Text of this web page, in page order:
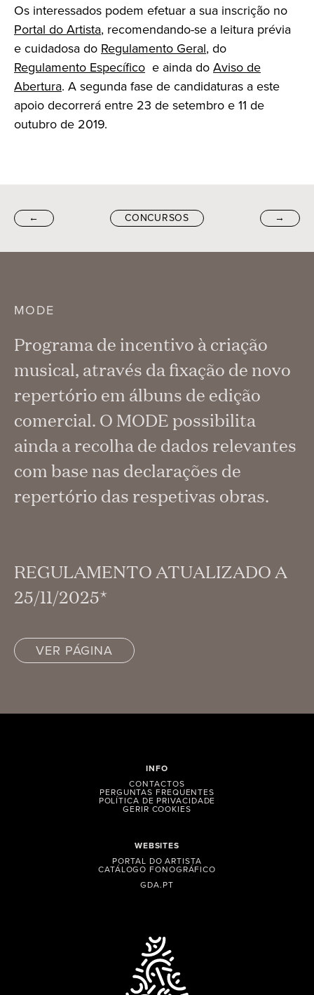
Os interessados podem efetuar a sua inscrição no
Portal do Artista, recomendando-se a leitura prévia
e cuidadosa do Regulamento Geral, do
Regulamento Específico e ainda doAviso de
Abertura. A segunda fase de candidaturas a este
apoio decorrerá entre 23 de setembro e 11 de
outubro de 2019.
← CONCURSOS →
MODE
Programa de incentivo à criação
musical, através da fixação de novo
repertório em álbuns de edição
comercial. O MODE possibilita
ainda a recolha de dados relevantes
com base nas declarações de
repertório das respetivas obras.
REGULAMENTO ATUALIZADO A
25/11/2025*
VER PÁGINA
WEBSITES
PORTAL DO ARTISTA
CATÁLOGO FONOGRÁFICO
GDA.PT
INFO
CONTACTOS
PERGUNTAS FREQUENTES
POLÍTICA DE PRIVACIDADE
GERIR COOKIES